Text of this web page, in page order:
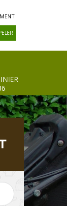
Elagueur 36